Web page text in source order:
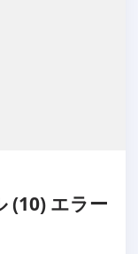
(10) エラー